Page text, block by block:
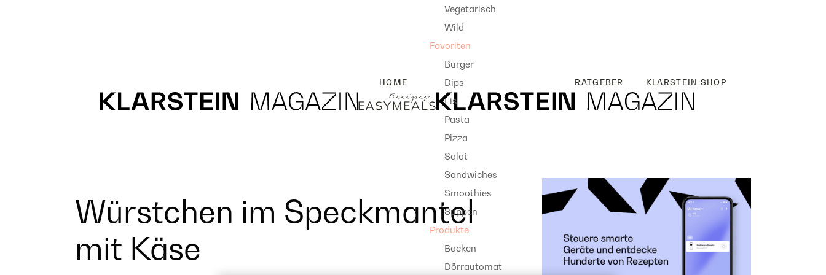
HOME
Vegetarisch
Wild
Favoriten
Burger
Dips
Eis
Pasta
Pizza
Salat
Sandwiches
Smoothies
Suppen
Produkte
Backen
Dörrautomat
RATGEBER KLARSTEIN SHOP
Würstchen im Speckmantel
mit Käse